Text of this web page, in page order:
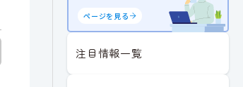
ページを見る
注目情報一覧